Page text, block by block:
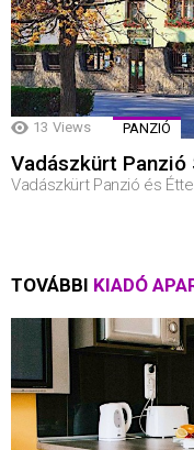
13 Views PANZIÓ
Vadászkürt Panzió
Vadászkürt Panzió és
TOVÁBBI KIADÓ